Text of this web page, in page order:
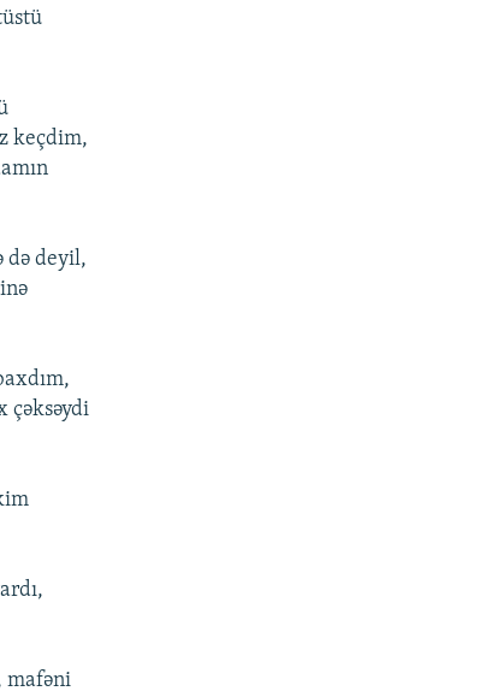
keçdim,
də deyil,
çəksəydi
mafəni